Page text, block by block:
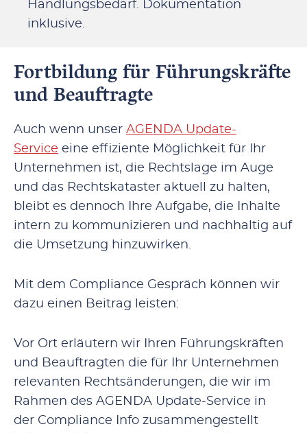
Handlungsbedarf. Dokumentation
inklusive.
Fortbildung für Führungskräfte
und Beauftragte
Auch wenn unser AGENDA Update-
Service eine effiziente Möglichkeit für Ihr
Unternehmen ist, die Rechtslage im Auge
und das Rechtskataster aktuell zu halten,
bleibt es dennoch Ihre Aufgabe, die Inhalte
intern zu kommunizieren und nachhaltig auf
die Umsetzung hinzuwirken.
Mit dem Compliance Gespräch können wir
dazu einen Beitrag leisten:
Vor Ort erläutern wir Ihren Führungskräften
und Beauftragten die für Ihr Unternehmen
relevanten Rechtsänderungen, die wir im
Rahmen des AGENDA Update-Service in
der Compliance Info zusammengestellt